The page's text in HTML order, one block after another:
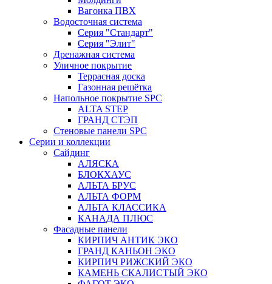
Вагонка ПВХ
Водосточная система
Серия "Стандарт"
Серия "Элит"
Дренажная система
Уличное покрытие
Террасная доска
Газонная решётка
Напольное покрытие SPC
ALTA STEP
ГРАНД СТЭП
Стеновые панели SPC
Серии и коллекции
Сайдинг
АЛЯСКА
БЛОКХАУС
АЛЬТА БРУС
АЛЬТА ФОРМ
АЛЬТА КЛАССИКА
КАНАДА ПЛЮС
Фасадные панели
КИРПИЧ АНТИК ЭКО
ГРАНД КАНЬОН ЭКО
КИРПИЧ РИЖСКИЙ ЭКО
КАМЕНЬ СКАЛИСТЫЙ ЭКО